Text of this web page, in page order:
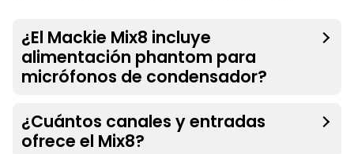
¿El Mackie Mix8 incluye
alimentación phantom para
micrófonos de condensador?
¿Cuántos canales y entradas
ofrece el Mix8?